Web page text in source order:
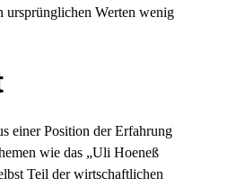
ursprünglichen Werten wenig
einer Position der Erfahrung
wie das „Uli Hoeneß
Teil der wirtschaftlichen